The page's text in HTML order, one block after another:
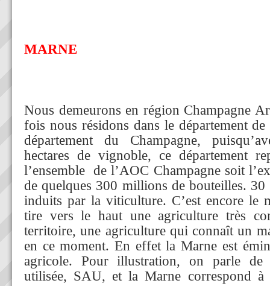
MARNE
Nous demeurons en région Champagne
fois nous résidons dans le département
département du Champagne,
hectares de vignoble, ce département
l’ensemble de l’AOC Champagne soit
de quelques 300 millions de bouteilles.
induits par la viticulture. C’est encore le
tire vers le haut une agriculture très
territoire, une agriculture qui connaît un
en ce moment. En effet la Marne est
agricole. Pour illustration, on parle de
utilisée, SAU, et la Marne correspond